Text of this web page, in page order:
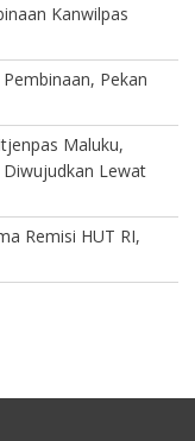
Kanwilpas
Pekan
Maluku,
Lewat
Remisi HUT RI,